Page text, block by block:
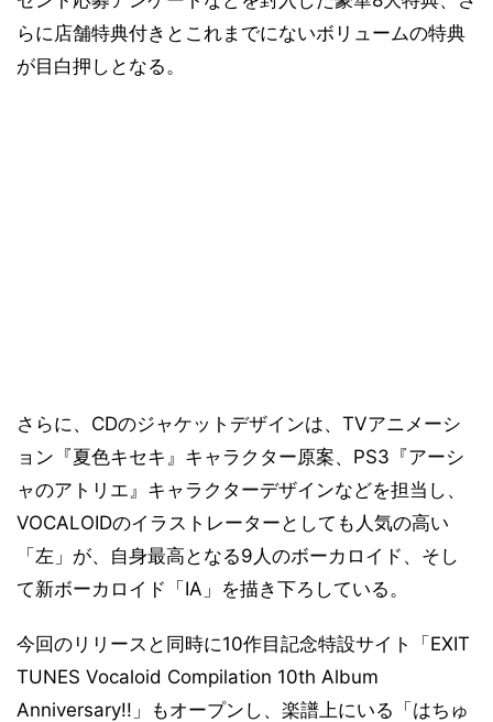
らに店舗特典付きとこれまでにないボリュームの特典
が目白押しとなる。
さらに、CDのジャケットデザインは、TVアニメーシ
ョン『夏色キセキ』キャラクター原案、PS3『アーシ
ャのアトリエ』キャラクターデザインなどを担当し、
VOCALOIDのイラストレーターとしても人気の高い
「左」が、自身最高となる9人のボーカロイド、そし
て新ボーカロイド「IA」を描き下ろしている。
今回のリリースと同時に10作目記念特設サイト「EXIT
TUNES Vocaloid Compilation 10th Album
Anniversary!!」もオープンし、楽譜上にいる「はちゅ